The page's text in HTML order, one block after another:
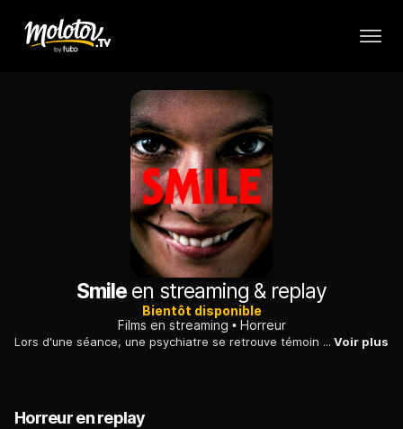
Smile en streaming & replay
Bientôt disponible
Films en streaming
Horreur
Lors d'une séance, une psychiatre se retrouve témoin d'un événement concernant sa patiente qui va la traumatiser. Sa vie tourne alors au cauchemar. Voir plus
Horreur en replay